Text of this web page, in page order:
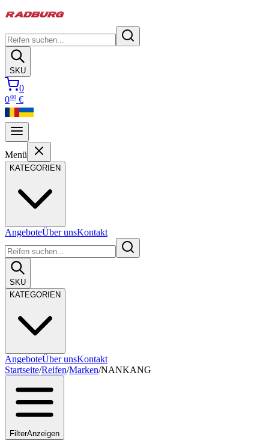
SKU
0
000 €
Menü
KATEGORIEN
AngeboteÜber unsKontakt
SKU
KATEGORIEN
AngeboteÜber unsKontakt
Startseite/Reifen/Marken/NANKANG
FilterAnzeigen